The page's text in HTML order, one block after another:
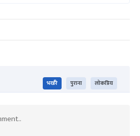
भर्खरै पुराना लोकप्रिय